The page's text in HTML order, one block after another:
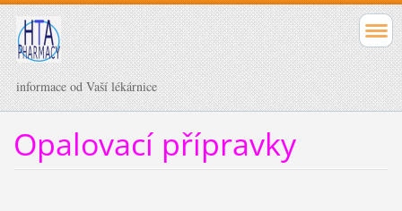
informace od Vaší lékárnice
Opalovací přípravky